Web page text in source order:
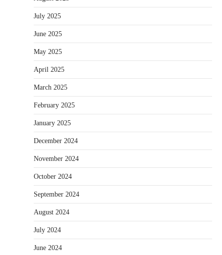
July 2025
June 2025
May 2025
April 2025
March 2025
February 2025
January 2025
December 2024
November 2024
October 2024
September 2024
August 2024
July 2024
June 2024